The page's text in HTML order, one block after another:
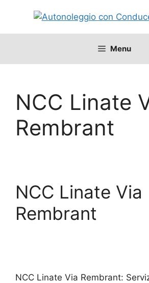
contenuto
Menu
NCC Linate
Rembrant
NCC Linate Via
Rembrant
NCC Linate Via Rembrant: